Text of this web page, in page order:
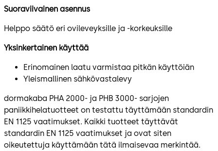
Suoraviivainen asennus
Helppo säätö eri ovileveyksille ja -korkeuksille
Yksinkertainen käyttää
Erinomainen laatu varmistaa pitkän käyttöiän
Yleismallinen sähkövastalevy
dormakaba PHA 2000- ja PHB 3000- sarjojen
paniikkihelatuotteet on testattu täyttämään standardin
EN 1125 vaatimukset. Kaikki tuotteet täyttävät
standardin EN 1125 vaatimukset ja ovat siten
oikeutettuja käyttämään tätä ilmaisevaa merkintää.